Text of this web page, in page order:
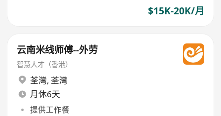
$15K-20K/月
云南米线师傅--外劳
智慧人才（香港）
荃灣, 荃灣
月休6天
提供工作餐